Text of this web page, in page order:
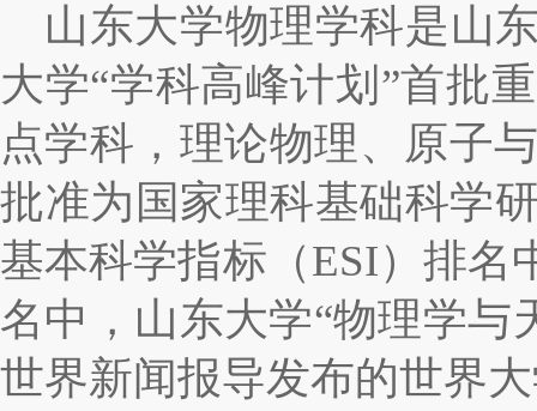
山东大学物理学科是山
大学“学科高峰计划”首批
点学科，理论物理、原子
批准为国家理科基础科学
基本科学指标（ESI）排名
名中，山东大学“物理学与
世界新闻报导发布的世界